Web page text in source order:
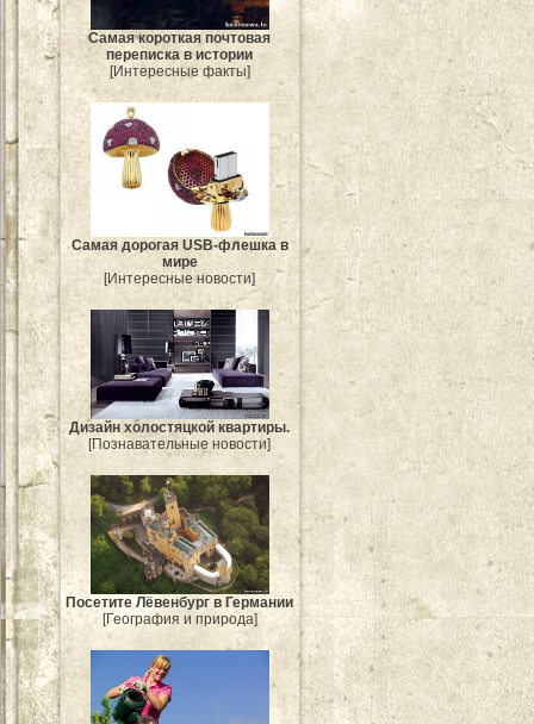
Самая короткая почтовая
переписка в истории
[Интересные факты]
Самая дорогая USB-флешка в
мире
[Интересные новости]
Дизайн холостяцкой квартиры.
[Познавательные новости]
Посетите Лёвенбург в Германии
[География и природа]